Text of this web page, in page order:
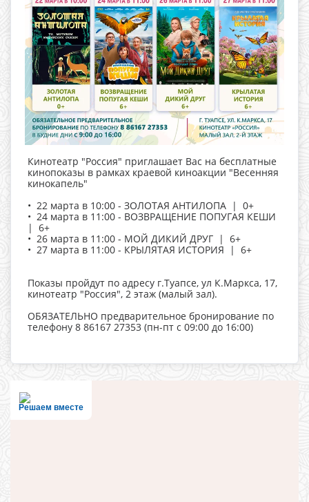
Кинотеатр "Россия" приглашает Вас на бесплатные
кинопоказы в рамках краевой киноакции "Весенняя
кинокапель"
• 22 марта в 10:00 - ЗОЛОТАЯ АНТИЛОПА | 0+
• 24 марта в 11:00 - ВОЗВРАЩЕНИЕ ПОПУГАЯ КЕШИ
| 6+
• 26 марта в 11:00 - МОЙ ДИКИЙ ДРУГ | 6+
• 27 марта в 11:00 - КРЫЛЯТАЯ ИСТОРИЯ | 6+
Показы пройдут по адресу г.Туапсе, ул К.Маркса, 17,
кинотеатр "Россия", 2 этаж (малый зал).
ОБЯЗАТЕЛЬНО предварительное бронирование по
телефону 8 86167 27353 (пн-пт с 09:00 до 16:00)
Решаем вместе